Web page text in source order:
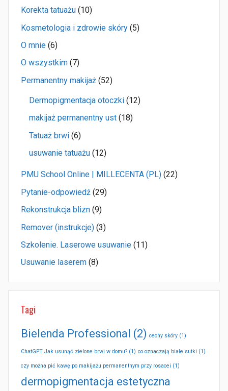
Korekta tatuażu (10)
Kosmetologia i zdrowie skóry (5)
O mnie (6)
O wszystkim (7)
Permanentny makijaż (52)
Dermopigmentacja otoczki (12)
makijaż permanentny ust (18)
Tatuaż brwi (6)
usuwanie tatuażu (12)
PMU School Online | MILLECENTA (PL) (22)
Pytanie-odpowiedź (29)
Rekonstrukcja blizn (9)
Remover (instrukcje) (3)
Szkolenie. Laserowe usuwanie (11)
Usuwanie laserem (8)
Tagi
Bielenda Professional (2) cechy skóry (1)
ChatGPT Jak usunąć zielone brwi w domu? (1) co oznaczają białe sutki (1)
czy można pić kawę po makijażu permanentnym przy rosacei (1)
dermopigmentacja estetyczna